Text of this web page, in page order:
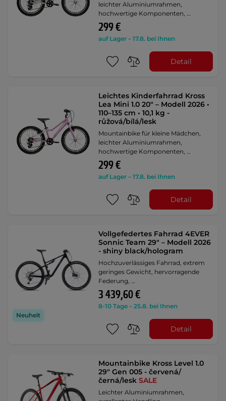
leichter Aluminiumrahmen,
hochwertige Komponenten, …
299 €
auf Lager – 17.8. bei Ihnen
Detail
Leichtes Kinderfahrrad Kross
Lea Mini 1.0 20" – Modell 2026 •
110–135 cm • 10,1 kg -
růžová/bílá/lesk
Mountainbike für kleine Mädchen,
leichter Aluminiumrahmen,
hochwertige Komponenten, …
299 €
auf Lager – 17.8. bei Ihnen
Detail
Neuheit
Vollgefedertes Fahrrad 4EVER
Sonnic Team 29" – Modell 2026
- shiny black/hologram
Hochzuverlässiges Fahrrad, extrem
geringes Gewicht, hervorragende
Federung, …
3 439,60 €
8-10 Tage – 25.8. bei Ihnen
Detail
Mountainbike Kross Level 1.0
29" Gen 005 - červená/
černá/leskSALE
Leichter Aluminiumrahmen,